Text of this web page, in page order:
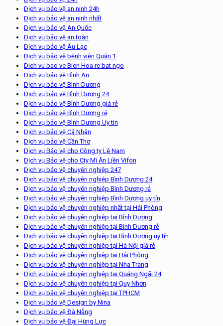
Dịch vụ bảo vệ an ninh 24h
Dịch vụ bảo vệ an ninh nhất
Dịch vụ bảo vệ An Quốc
Dịch vụ bảo vệ an toàn
Dịch vụ bảo vệ Âu Lạc
Dịch vụ bảo vệ bệnh viện Quận 1
Dich vu bao ve Bien Hoa re bat ngo
Dịch vụ bảo vệ Bình An
Dịch vụ bảo vệ Bình Dương
Dịch vụ bảo vệ Bình Dương 24
Dịch vụ bảo vệ Bình Dương giá rẻ
Dịch vụ bảo vệ Bình Dương rẻ
Dịch vụ bảo vệ Bình Dương Uy tín
Dịch vụ bảo vệ Cá Nhân
Dịch vụ bảo vệ Cần Thơ
Dịch vụ Bảo vệ cho Công ty Lê Nam
Dịch vụ Bảo vệ cho Cty Mì Ăn Liền Vifon
Dịch vụ bảo vệ chuyên nghiệp 247
Dịch vụ bảo vệ chuyên nghiệp Bình Dương 24
Dịch vụ bảo vệ chuyên nghiệp Bình Dương rẻ
Dịch vụ bảo vệ chuyên nghiệp Bình Dương uy tín
Dịch vụ bảo vệ chuyên nghiệp nhất tại Hải Phòng
Dịch vụ bảo vệ chuyên nghiệp tại Bình Dương
Dịch vụ bảo vệ chuyên nghiệp tại Bình Dương rẻ
Dịch vụ bảo vệ chuyên nghiệp tại Bình Dương uy tín
Dịch vụ bảo vệ chuyên nghiệp tại Hà Nội giá rẻ
Dịch vụ bảo vệ chuyên nghiệp tại Hải Phòng
Dịch vụ bảo vệ chuyên nghiệp tại Nha Trang
Dịch vụ bảo vệ chuyên nghiệp tại Quảng Ngãi 24
Dịch vụ bảo vệ chuyên nghiệp tại Quy Nhơn
Dịch vụ bảo vệ chuyên nghiệp tại TPHCM
Dịch vụ bảo vệ Design by Nina
Dịch vụ bảo vệ Đà Nẵng
Dịch vụ bảo vệ Đại Hùng Lực